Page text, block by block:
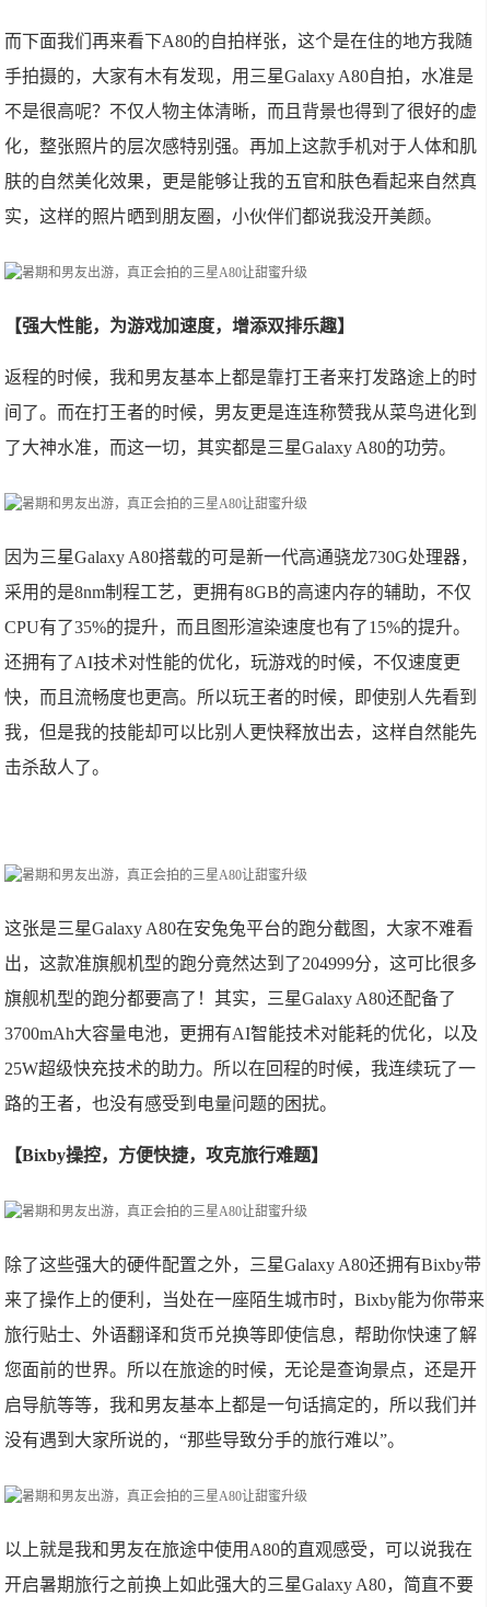
而下面我们再来看下A80的自拍样张，这个是在住的地方我随
手拍摄的，大家有木有发现，用三星Galaxy A80自拍，水准是
不是很高呢？不仅人物主体清晰，而且背景也得到了很好的虚
化，整张照片的层次感特别强。再加上这款手机对于人体和肌
肤的自然美化效果，更是能够让我的五官和肤色看起来自然真
实，这样的照片晒到朋友圈，小伙伴们都说我没开美颜。
【强大性能，为游戏加速度，增添双排乐趣】
返程的时候，我和男友基本上都是靠打王者来打发路途上的时
间了。而在打王者的时候，男友更是连连称赞我从菜鸟进化到
了大神水准，而这一切，其实都是三星Galaxy A80的功劳。
因为三星Galaxy A80搭载的可是新一代高通骁龙730G处理器，
采用的是8nm制程工艺，更拥有8GB的高速内存的辅助，不仅
CPU有了35%的提升，而且图形渲染速度也有了15%的提升。
还拥有了AI技术对性能的优化，玩游戏的时候，不仅速度更
快，而且流畅度也更高。所以玩王者的时候，即使别人先看到
我，但是我的技能却可以比别人更快释放出去，这样自然能先
击杀敌人了。
这张是三星Galaxy A80在安兔兔平台的跑分截图，大家不难看
出，这款准旗舰机型的跑分竟然达到了204999分，这可比很多
旗舰机型的跑分都要高了！其实，三星Galaxy A80还配备了
3700mAh大容量电池，更拥有AI智能技术对能耗的优化，以及
25W超级快充技术的助力。所以在回程的时候，我连续玩了一
路的王者，也没有感受到电量问题的困扰。
【Bixby操控，方便快捷，攻克旅行难题】
除了这些强大的硬件配置之外，三星Galaxy A80还拥有Bixby带
来了操作上的便利，当处在一座陌生城市时，Bixby能为你带来
旅行贴士、外语翻译和货币兑换等即使信息，帮助你快速了解
您面前的世界。所以在旅途的时候，无论是查询景点，还是开
启导航等等，我和男友基本上都是一句话搞定的，所以我们并
没有遇到大家所说的，“那些导致分手的旅行难以”。
以上就是我和男友在旅途中使用A80的直观感受，可以说我在
开启暑期旅行之前换上如此强大的三星Galaxy A80，简直不要